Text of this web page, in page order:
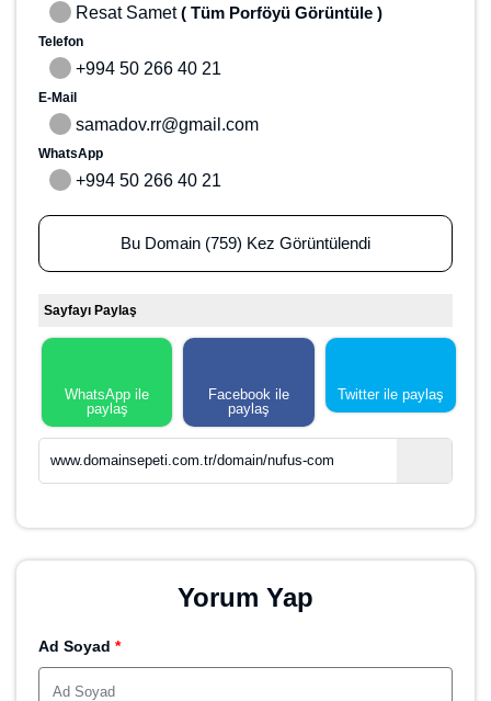
Resat Samet( Tüm Porföyü Görüntüle )
Telefon
+994 50 266 40 21
E-Mail
samadov.rr@gmail.com
WhatsApp
+994 50 266 40 21
Bu Domain (759) Kez Görüntülendi
Sayfayı Paylaş
WhatsApp ile
paylaş
Facebook ile
paylaş
Twitter ile paylaş
www.domainsepeti.com.tr/domain/nufus-com
Yorum Yap
Ad Soyad *